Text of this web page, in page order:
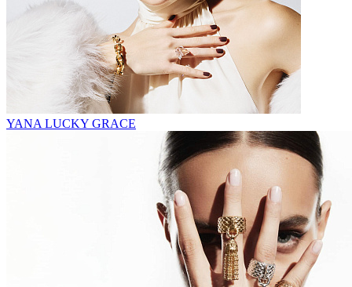
YANA LUCKY GRACE